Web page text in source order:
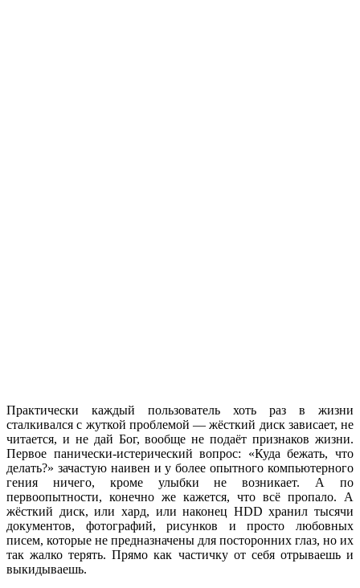
Практически каждый пользователь хоть раз в жизни
сталкивался с жуткой проблемой — жёсткий диск зависает, не
читается, и не дай Бог, вообще не подаёт признаков жизни.
Первое панически-истерический вопрос: «Куда бежать, что
делать?» зачастую наивен и у более опытного компьютерного
гения ничего, кроме улыбки не возникает. А по
первоопытности, конечно же кажется, что всё пропало. А
жёсткий диск, или хард, или наконец HDD хранил тысячи
документов, фотографий, рисунков и просто любовных
писем, которые не предназначены для посторонних глаз, но их
так жалко терять. Прямо как частичку от себя отрываешь и
выкидываешь.